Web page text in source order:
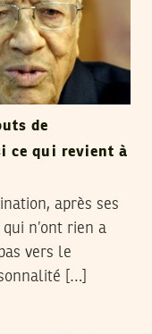
de
ce qui revient à
après ses
n’ont rien a
vers le
[…]